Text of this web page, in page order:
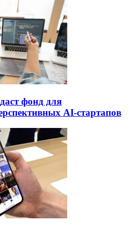
фонд для
AI-стартапов